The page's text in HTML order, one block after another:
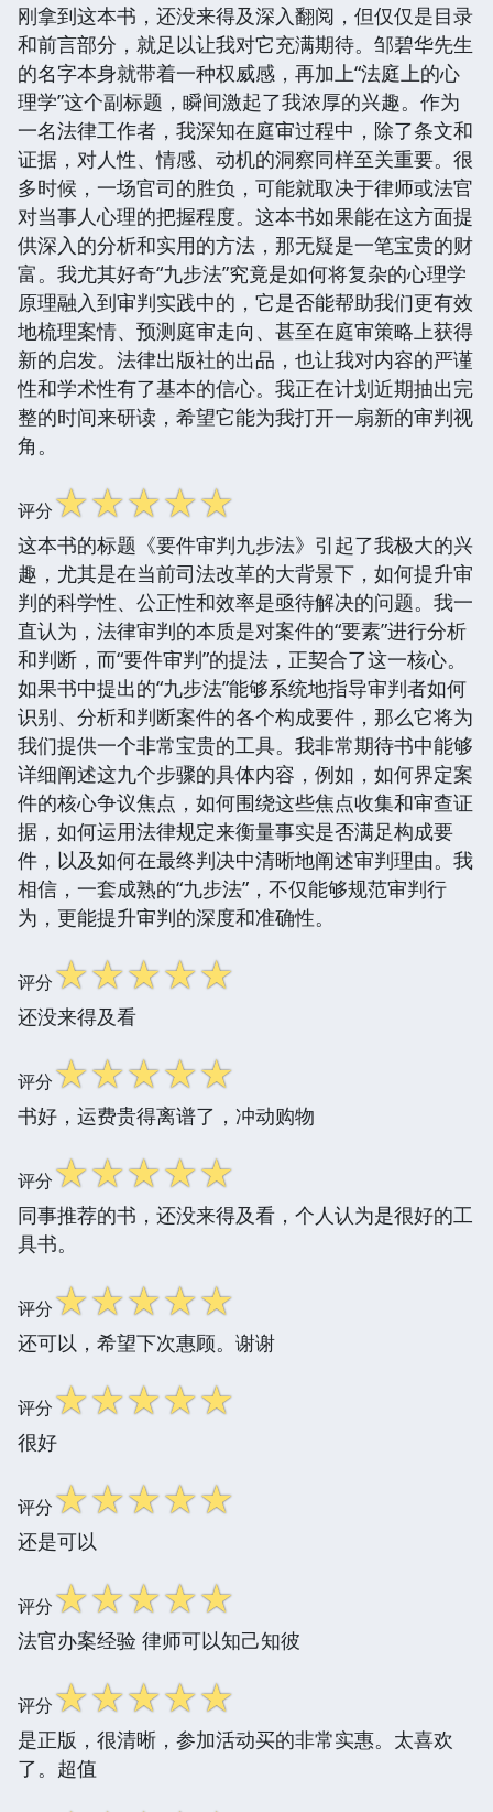
刚拿到这本书，还没来得及深入翻阅，但仅仅是目录
和前言部分，就足以让我对它充满期待。邹碧华先生
的名字本身就带着一种权威感，再加上“法庭上的心
理学”这个副标题，瞬间激起了我浓厚的兴趣。作为
一名法律工作者，我深知在庭审过程中，除了条文和
证据，对人性、情感、动机的洞察同样至关重要。很
多时候，一场官司的胜负，可能就取决于律师或法官
对当事人心理的把握程度。这本书如果能在这方面提
供深入的分析和实用的方法，那无疑是一笔宝贵的财
富。我尤其好奇“九步法”究竟是如何将复杂的心理学
原理融入到审判实践中的，它是否能帮助我们更有效
地梳理案情、预测庭审走向、甚至在庭审策略上获得
新的启发。法律出版社的出品，也让我对内容的严谨
性和学术性有了基本的信心。我正在计划近期抽出完
整的时间来研读，希望它能为我打开一扇新的审判视
角。
评分☆☆☆☆☆
这本书的标题《要件审判九步法》引起了我极大的兴
趣，尤其是在当前司法改革的大背景下，如何提升审
判的科学性、公正性和效率是亟待解决的问题。我一
直认为，法律审判的本质是对案件的“要素”进行分析
和判断，而“要件审判”的提法，正契合了这一核心。
如果书中提出的“九步法”能够系统地指导审判者如何
识别、分析和判断案件的各个构成要件，那么它将为
我们提供一个非常宝贵的工具。我非常期待书中能够
详细阐述这九个步骤的具体内容，例如，如何界定案
件的核心争议焦点，如何围绕这些焦点收集和审查证
据，如何运用法律规定来衡量事实是否满足构成要
件，以及如何在最终判决中清晰地阐述审判理由。我
相信，一套成熟的“九步法”，不仅能够规范审判行
为，更能提升审判的深度和准确性。
评分☆☆☆☆☆
还没来得及看
评分☆☆☆☆☆
书好，运费贵得离谱了，冲动购物
评分☆☆☆☆☆
同事推荐的书，还没来得及看，个人认为是很好的工
具书。
评分☆☆☆☆☆
还可以，希望下次惠顾。谢谢
评分☆☆☆☆☆
很好
评分☆☆☆☆☆
还是可以
评分☆☆☆☆☆
法官办案经验 律师可以知己知彼
评分☆☆☆☆☆
是正版，很清晰，参加活动买的非常实惠。太喜欢
了。超值